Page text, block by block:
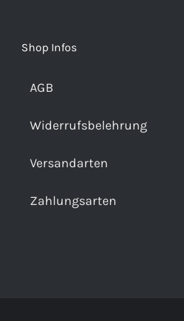
Shop Infos
AGB
Widerrufsbelehrung
Versandarten
Zahlungsarten